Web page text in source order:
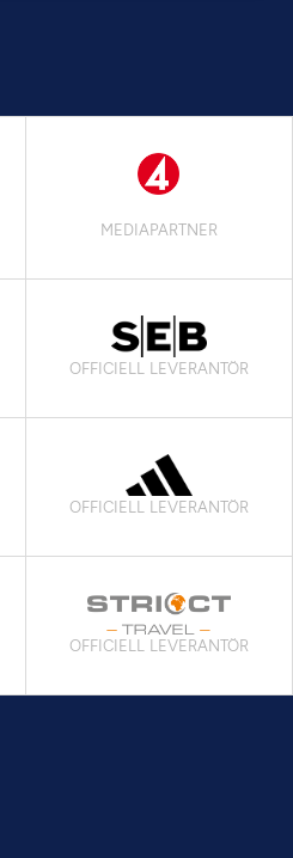
MEDIAPARTNER
OFFICIELL LEVERANTÖR
OFFICIELL LEVERANTÖR
OFFICIELL LEVERANTÖR